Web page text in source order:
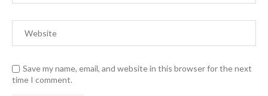
Save my name, email, and website in this browser for the next
time I comment.